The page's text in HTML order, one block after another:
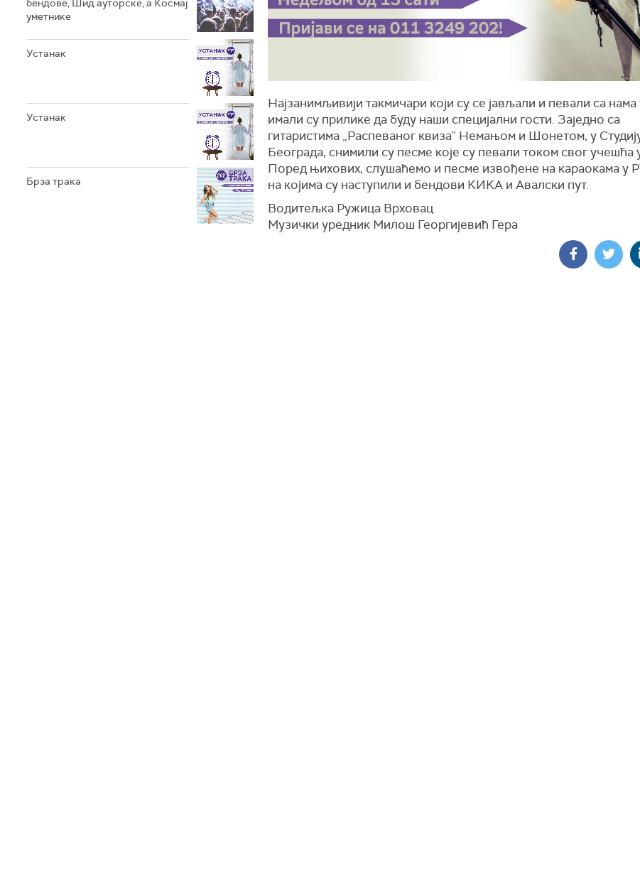
бендове, Шид ауторске, а Космај
уметнике
Устанак
Устанак
Брза трака
Најзанимљивији такмичари који су се јављали и певали са
имали су прилике да буду наши специјални гости. Заједно са
гитаристима „Распеваног квиза” Немањом и Шонетом, у
Београда, снимили су песме које су певали током свог учешћа
Поред њихових, слушаћемо и песме извођене на караокама у
на којима су наступили и бендови КИКА и Авалски пут.
Водитељка Ружица Врховац
Музички уредник Милош Георгијевић Гера